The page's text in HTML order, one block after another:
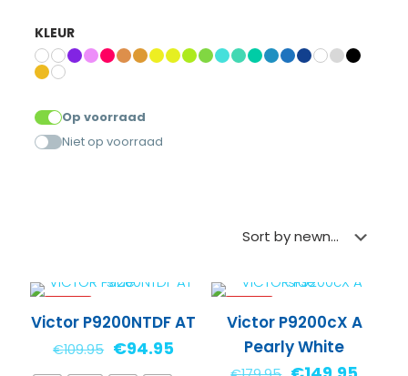
KLEUR
Op voorraad
Niet op voorraad
NIEUW
Victor P9200NTDF AT
€109.95 Oorspronkelijke
prijs
€94.95Huidige
NIEUW
Victor P9200cX A
Pearly White